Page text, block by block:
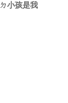
小孩是我